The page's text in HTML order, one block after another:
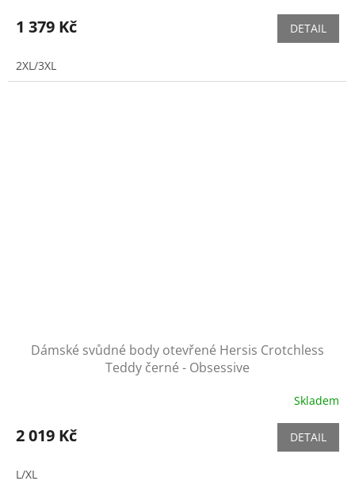
1 379 Kč DETAIL
2XL/3XL
Dámské svůdné body otevřené Hersis Crotchless
Teddy černé - Obsessive
Skladem
2 019 Kč DETAIL
L/XL